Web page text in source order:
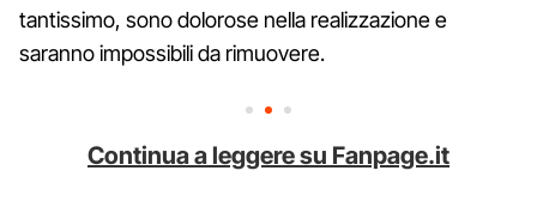
tantissimo, sono dolorose nella realizzazione e
saranno impossibili da rimuovere.
Continua a leggere su Fanpage.it